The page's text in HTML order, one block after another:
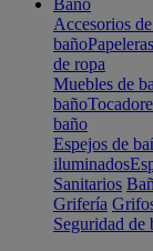
Baño
Accesorios
bañoPapeleras
de ropa
Muebles de
baño
baño
Espejos de
iluminados
Sanitarios
Grifería
Seguridad de